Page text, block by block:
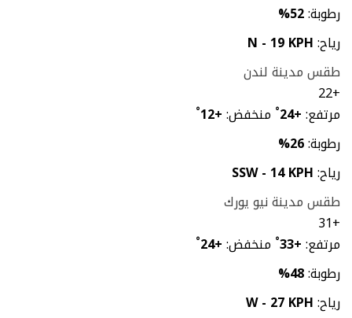
رطوبة:52%
رياح:N - 19 KPH
طقس مدينة لندن
+
22
مرتفع:+
24
° منخفض:+
12
°
رطوبة:26%
رياح:SSW - 14 KPH
طقس مدينة نيو يورك
+
31
مرتفع:+
33
° منخفض:+
24
°
رطوبة:48%
رياح:W - 27 KPH